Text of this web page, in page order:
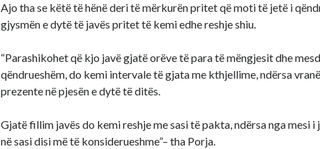
Ajo tha se këtë të hënë deri të mërkurën pritet që moti të jetë i
gjysmën e dytë të javës pritet të kemi edhe reshje shiu.
“Parashikohet që kjo javë gjatë orëve të para të mëngjesit dhe
qëndrueshëm, do kemi intervale të gjata me kthjellime, ndërsa
prezente në pjesën e dytë të ditës.
Gjatë fillim javës do kemi reshje me sasi të pakta, ndërsa nga mesi i
në sasi disi më të konsiderueshme”– tha Porja.